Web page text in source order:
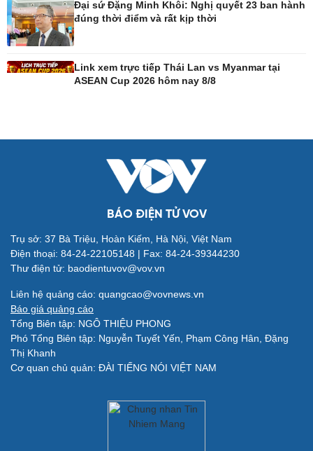
Quân sự - Quốc phòng
Vũ khí
Việt Nam
Phân tích
Đại sứ Đặng Minh Khôi: Nghị quyết 23 ban hành
đúng thời điểm và rất kịp thời
Link xem trực tiếp Thái Lan vs Myanmar tại
ASEAN Cup 2026 hôm nay 8/8
BÁO ĐIỆN TỬ VOV
Trụ sở: 37 Bà Triệu, Hoàn Kiếm, Hà Nội, Việt Nam
Điện thoại: 84-24-22105148 | Fax: 84-24-39344230
Thư điện tử: baodientuvov@vov.vn
Liên hệ quảng cáo: quangcao@vovnews.vn
Báo giá quảng cáo
Tổng Biên tập: NGÔ THIỆU PHONG
Phó Tổng Biên tập: Nguyễn Tuyết Yến, Phạm Công Hân, Đặng
Thị Khanh
Cơ quan chủ quản: ĐÀI TIẾNG NÓI VIỆT NAM